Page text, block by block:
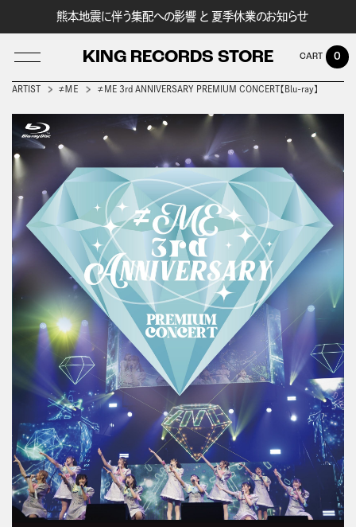
熊本地震に伴う集配への影響 と 夏季休業のお知らせ
KING RECORDS STORE
LOG IN
0
ARTIST ≠ＭＥ ≠ME 3rd ANNIVERSARY PREMIUM CONCERT【Blu-ray】